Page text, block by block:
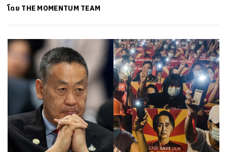
โดย THE MOMENTUM TEAM